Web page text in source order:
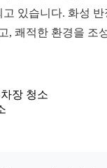
있습니다. 화성 반
, 쾌적한 환경을 조
장 청소